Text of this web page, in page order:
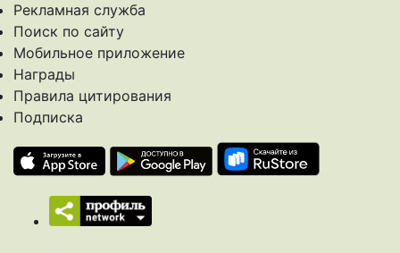
Рекламная служба
Поиск по сайту
Мобильное приложение
Награды
Правила цитирования
Подписка